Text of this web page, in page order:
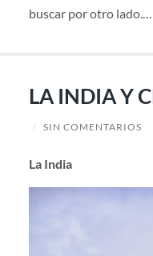
buscar por otro lado.…
LA INDIA Y
/ SIN COMENTARIOS
La India